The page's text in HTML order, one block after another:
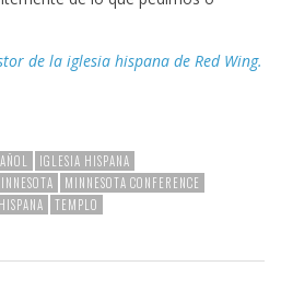
de la iglesia hispana de Red Wing.
IGLESIA HISPANA
MINNESOTA CONFERENCE
TEMPLO